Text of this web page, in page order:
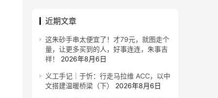
近期文章
这朱砂手串太便宜了！才79元，就图走个
量，让更多买到的人，好事连连，朱事吉
祥！
2026年8月6日
义工手记｜于忻：行走马拉维 ACC，以中
文搭建温暖桥梁（下）
2026年8月6日